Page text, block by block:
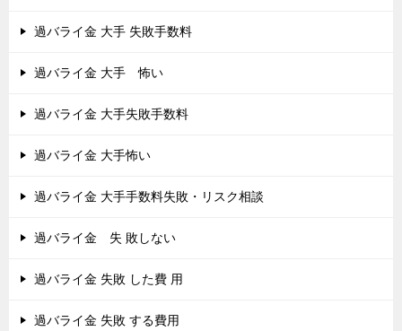
過バライ金 大手 失敗手数料
過バライ金 大手 怖い
過バライ金 大手失敗手数料
過バライ金 大手怖い
過バライ金 大手手数料失敗・リスク相談
過バライ金 失 敗しない
過バライ金 失敗 した費 用
過バライ金 失敗 する費用